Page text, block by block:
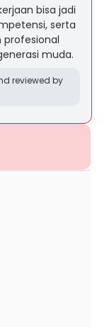
bisa jadi
serta
muda.
reviewed by